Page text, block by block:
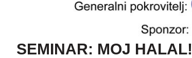
SEMINAR: MOJ HALAL!